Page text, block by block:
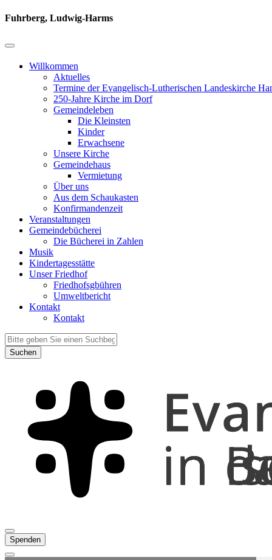
Fuhrberg, Ludwig-Harms
Willkommen
Aktuelles
Termine der Evangelisch-Lutherischen Landeskirche
250-Jahre Kirche im Dorf
Gemeindeleben
Die Kleinsten
Kinder
Erwachsene
Unsere Kirche
Gemeindehaus
Vermietung
Über uns
Aus dem Schaukasten
Konfirmandenzeit
Veranstaltungen
Gemeindebücherei
Die Bücherei in Zahlen
Musik
Kindertagesstätte
Unser Friedhof
Friedhofsgbühren
Umweltbericht
Kontakt
Kontakt
Suchen
Spenden